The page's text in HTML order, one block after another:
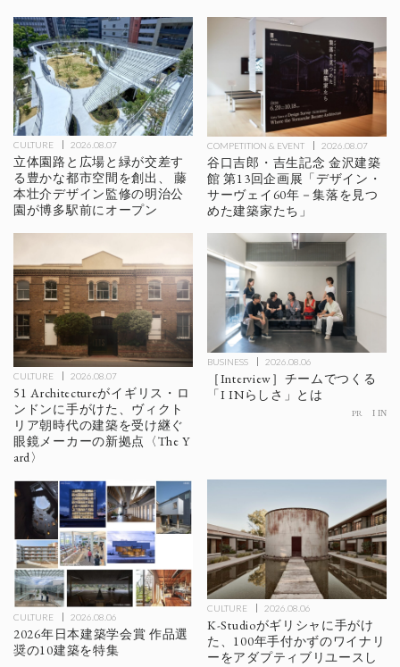
CULTURE 2026.08.07
立体園路と広場と緑が交差す
る豊かな都市空間を創出、 藤
本壮介デザイン監修の明治公
園が博多駅前にオープン
COMPETITION & EVENT 2026.08.07
谷口吉郎・吉生記念 金沢建築
館 第13回企画展「デザイン・
サーヴェイ60年－集落を見つ
めた建築家たち」
CULTURE 2026.08.07
51 Architectureがイギリス・ロ
ンドンに手がけた、ヴィクト
リア朝時代の建築を受け継ぐ
眼鏡メーカーの新拠点〈The Y
ard〉
BUSINESS 2026.08.06
［Interview］チームでつくる
「I INらしさ」とは
PR I IN
CULTURE 2026.08.06
2026年日本建築学会賞 作品選
奨の10建築を特集
CULTURE 2026.08.06
K-Studioがギリシャに手がけ
た、100年手付かずのワイナリ
ーをアダプティブリユースし